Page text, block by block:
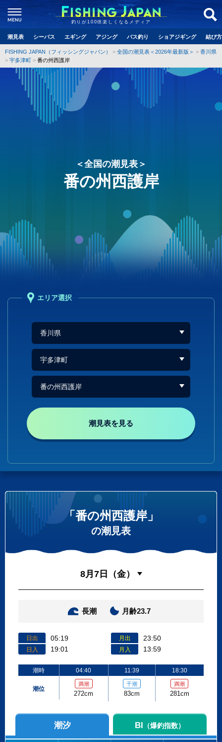
釣りが100倍楽しくなるメディア
潮見表 シーバス エギング アジング バス釣り ショアジギング 結び
FISHING JAPAN（フィッシングジャパン） 全国の潮見表＜2026年最新版＞
香川県
宇多津町
番の州西護岸
＜全国の潮見表＞
番の州西護岸
エリア選択
潮見表を見る
「番の州西護岸」
の潮見表
長潮 月齢23.7
日出 05:19
日入 19:01
月出 23:50
月入 13:59
潮時
潮位
04:40
満潮
272cm
11:39
干潮
83cm
18:30
満潮
281cm
潮汐 BI （爆釣指数）